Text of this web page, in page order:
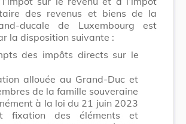
des revenus et biens de la
ducale de Luxembourg est
la disposition suivante :
des impôts directs sur le
allouée au Grand-Duc et
de la famille souveraine
à la loi du 21 juin 2023
fixation des éléments et